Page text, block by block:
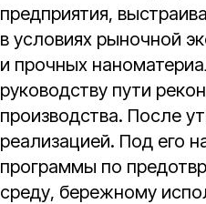
предприятия,
в условиях рыночной
и прочных
руководству пути
производства. После
реализацией. Под его
программы по
среду, бережному